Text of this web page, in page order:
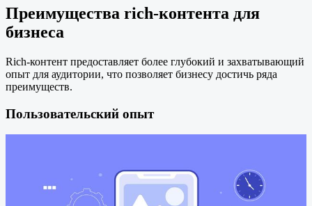
Преимущества rich-контента для
бизнеса
Rich-контент предоставляет более глубокий и захватывающий
опыт для аудитории, что позволяет бизнесу достичь ряда
преимуществ.
Пользовательский опыт